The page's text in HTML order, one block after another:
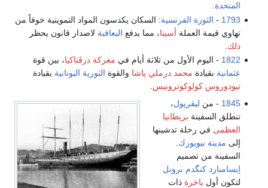
المتحدة.
1793
- الثورة الفرنسية: السكان يكدسون المواد التموينية خوفاً من
تهاوي قيمة العملة أسينا، مما يدفع اليعاقبة لاصدار قانون يحظر
ذلك
1822 - اليوم الأول من ثلاثة أيام في معركة درڤناكيا، بين قوة
عثمانية بقيادة محمد درملي پاشا والقوة الثورية اليونانية بقيادة
تيودوروس كولوكوترونيس.
1845 - من ليڤرپول،
تنطلق السفينة بريطانيا
العظمى في رحلة تدشينها
إلى مدينة نيويورك.
السفينة من تصميم
إيسامبارد كنگدم برونل
لتكون أول باخرة ذات